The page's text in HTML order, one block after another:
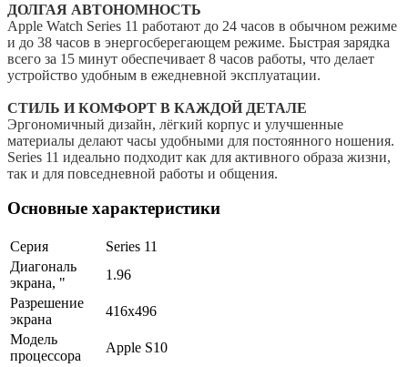
ДОЛГАЯ АВТОНОМНОСТЬ
Apple Watch Series 11 работают до 24 часов в обычном режиме
и до 38 часов в энергосберегающем режиме. Быстрая зарядка
всего за 15 минут обеспечивает 8 часов работы, что делает
устройство удобным в ежедневной эксплуатации.
СТИЛЬ И КОМФОРТ В КАЖДОЙ ДЕТАЛЕ
Эргономичный дизайн, лёгкий корпус и улучшенные
материалы делают часы удобными для постоянного ношения.
Series 11 идеально подходит как для активного образа жизни,
так и для повседневной работы и общения.
Основные характеристики
Серия
Series 11
Диагональ
экрана, "
1.96
Разрешение
экрана
416х496
Модель
процессора
Apple S10